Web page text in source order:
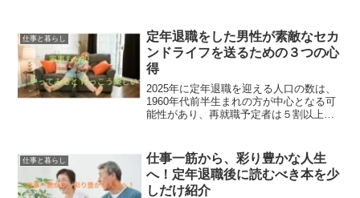
と？」と、はっきりとした意味を知らな
いままやり過ごしている方も...
仕事と暮らし
定年退職をした男性が素敵なセカ
ンドライフを送るための３つの心
得
2025年に定年退職を迎える人口の数は、
1960年代前半生まれの方が中心となる可
能性があり、再就職予定者は５割以上と
ことになりますが、自由な時間を得た喜
びを感じられるの...
仕事と暮らし
仕事一筋から、彩り豊かな人生
へ！定年退職後に読むべき本を少
しだけ紹介